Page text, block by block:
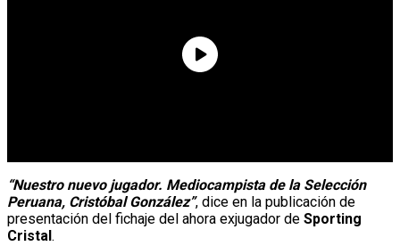
“Nuestro nuevo jugador. Mediocampista de la Selección
Peruana, Cristóbal González”, dice en la publicación de
presentación del fichaje del ahora exjugador de Sporting
Cristal .